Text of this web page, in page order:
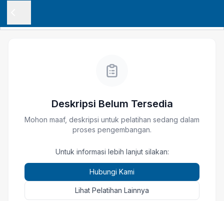
Deskripsi Belum Tersedia
Mohon maaf, deskripsi untuk pelatihan sedang dalam
proses pengembangan.
Untuk informasi lebih lanjut silakan:
Hubungi Kami
Lihat Pelatihan Lainnya